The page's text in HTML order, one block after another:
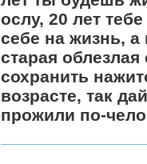
ослу, 20 лет
себе на жизнь,
старая
сохранить
возрасте, так
прожили по-